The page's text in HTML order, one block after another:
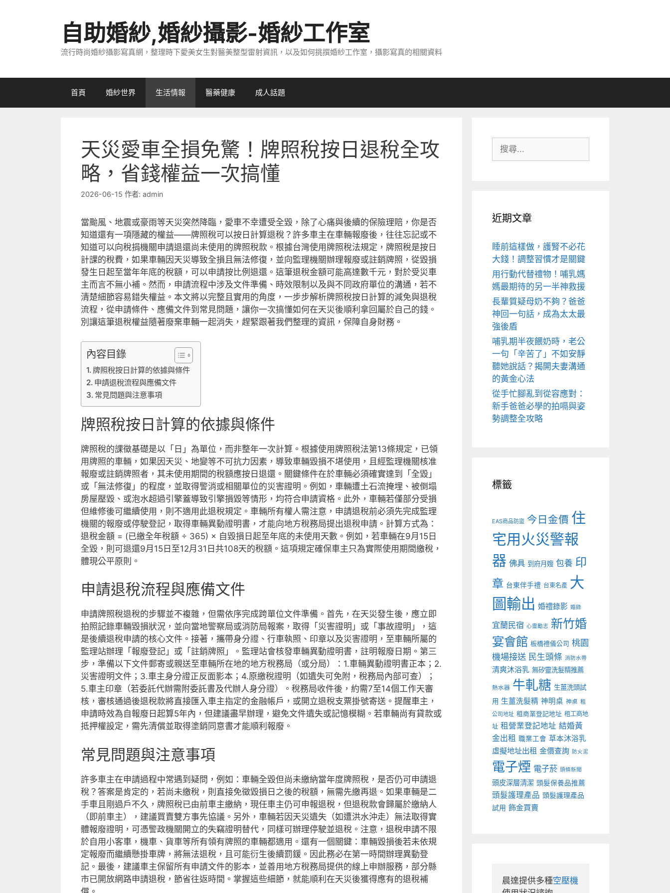
自助婚紗,婚紗攝影-婚紗工作室
流行時尚婚紗攝影寫真網，整理時下愛美女生對醫美整型雷射資訊，以及如何挑撰婚紗工作室，攝影寫真的相關資料
首頁 婚紗世界 生活情報 醫藥健康 成人話題
天災愛車全損免驚！牌照稅按日退稅全攻
略，省錢權益一次搞懂
2026-06-15 作者: admin
當颱風、地震或豪雨等天災突然降臨，愛車不幸遭受全毀，除了心痛與後續的保險理賠，你是否
知道還有一項隱藏的權益——牌照稅可以按日計算退稅？許多車主在車輛報廢後，往往忘記或不
知道可以向稅捐機關申請退還尚未使用的牌照稅款。根據台灣使用牌照稅法規定，牌照稅是按日
計課的稅費，如果車輛因天災導致全損且無法修復，並向監理機關辦理報廢或註銷牌照，從毀損
發生日起至當年年底的稅額，可以申請按比例退還。這筆退稅金額可能高達數千元，對於受災車
主而言不無小補。然而，申請流程中涉及文件準備、時效限制以及與不同政府單位的溝通，若不
清楚細節容易錯失權益。本文將以完整且實用的角度，一步步解析牌照稅按日計算的減免與退稅
流程，從申請條件、應備文件到常見問題，讓你一次搞懂如何在天災後順利拿回屬於自己的錢。
別讓這筆退稅權益隨著廢棄車輛一起消失，趕緊跟著我們整理的資訊，保障自身財務。
內容目錄
牌照稅按日計算的依據與條件
申請退稅流程與應備文件
常見問題與注意事項
牌照稅按日計算的依據與條件
牌照稅的課徵基礎是以「日」為單位，而非整年一次計算。根據使用牌照稅法第13條規定，已領
用牌照的車輛，如果因天災、地變等不可抗力因素，導致車輛毀損不堪使用，且經監理機關核准
報廢或註銷牌照者，其未使用期間的稅額應按日退還。關鍵條件在於車輛必須確實達到「全毀」
或「無法修復」的程度，並取得警消或相關單位的災害證明。例如，車輛遭土石流掩埋、被倒塌
房屋壓毀、或泡水超過引擎蓋導致引擎損毀等情形，均符合申請資格。此外，車輛若僅部分受損
但維修後可繼續使用，則不適用此退稅規定。車輛所有權人需注意，申請退稅前必須先完成監理
機關的報廢或停駛登記，取得車輛異動證明書，才能向地方稅務局提出退稅申請。計算方式為：
退稅金額 = (已繳全年稅額 ÷ 365) × 自毀損日起至年底的未使用天數。例如，若車輛在9月15日
全毀，則可退還9月15日至12月31日共108天的稅額。這項規定確保車主只為實際使用期間繳稅，
體現公平原則。
申請退稅流程與應備文件
申請牌照稅退稅的步驟並不複雜，但需依序完成跨單位文件準備。首先，在天災發生後，應立即
拍照記錄車輛毀損狀況，並向當地警察局或消防局報案，取得「災害證明」或「事故證明」，這
是後續退稅申請的核心文件。接著，攜帶身分證、行車執照、印章以及災害證明，至車輛所屬的
監理站辦理「報廢登記」或「註銷牌照」。監理站會核發車輛異動證明書，註明報廢日期。第三
步，準備以下文件郵寄或親送至車輛所在地的地方稅務局（或分局）：1.車輛異動證明書正本；2.
災害證明文件；3.車主身分證正反面影本；4.原繳稅證明（如遺失可免附，稅務局內部可查）；
5.車主印章（若委託代辦需附委託書及代辦人身分證）。稅務局收件後，約需7至14個工作天審
核，審核通過後退稅款將直接匯入車主指定的金融帳戶，或開立退稅支票掛號寄送。提醒車主，
申請時效為自報廢日起算5年內，但建議盡早辦理，避免文件遺失或記憶模糊。若車輛尚有貸款或
抵押權設定，需先清償並取得塗銷同意書才能順利報廢。
常見問題與注意事項
許多車主在申請過程中常遇到疑問，例如：車輛全毀但尚未繳納當年度牌照稅，是否仍可申請退
稅？答案是肯定的，若尚未繳稅，則直接免徵毀損日之後的稅額，無需先繳再退。如果車輛是二
手車且剛過戶不久，牌照稅已由前車主繳納，現任車主仍可申報退稅，但退稅款會歸屬於繳納人
（即前車主），建議買賣雙方事先協議。另外，車輛若因天災遺失（如遭洪水沖走）無法取得實
體報廢證明，可憑警政機關開立的失竊證明替代，同樣可辦理停駛並退稅。注意，退稅申請不限
於自用小客車，機車、貨車等所有領有牌照的車輛都適用。還有一個關鍵：車輛毀損後若未依規
定報廢而繼續懸掛車牌，將無法退稅，且可能衍生後續罰鍰。因此務必在第一時間辦理異動登
記。最後，建議車主保留所有申請文件的影本，並善用地方稅務局提供的線上申辦服務，部分縣
市已開放網路申請退稅，節省往返時間。掌握這些細節，就能順利在天災後獲得應有的退稅補
尋:
近期文章
睡前這樣做，護腎不必花
大錢！調整習慣才是關鍵
用行動代替禮物！哺乳媽
媽最期待的另一半神救援
長輩質疑母奶不夠？爸爸
神回一句話，成為太太最
強後盾
哺乳期半夜餵奶時，老公
一句「辛苦了」不如安靜
聽她說話？揭開夫妻溝通
的黃金心法
從手忙腳亂到從容應對：
新手爸爸必學的拍嗝與姿
勢調整全攻略
標籤
EAS商品防盜 今日金價 住
宅用火災警報
器 佛具 到府月嫂 包養 印
章 台東伴手禮 台東名產 大
圖輸出 婚禮錄影 婚錄
宜蘭民宿 心靈勵志 新竹婚
宴會館 板橋禮儀公司 桃園
機場接送 民生頭條 消防水帶
清爽沐浴乳 無矽靈洗髮精推薦
熱水器 牛軋糖 生薑洗頭試
用 生薑洗髮精 神明桌 神桌 租
公司地址 租商業登記地址 租工商地
址 租營業登記地址 結婚黃
金出租 職業工會 草本沐浴乳
虛擬地址出租 金價查詢 防火泥
電子煙 電子菸 頭條新聞
頭皮深層清潔 頭髮保養品推薦
頭髮護理產品 頭髮護理產品
試用 飾金買賣
晨達提供多種空壓機